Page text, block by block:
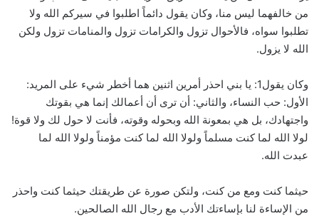
من خالفهما ليس منا، وكان يقول دائماً اطلبوا في سيركم الله ولا
تطلبوا سواه، فالأحوال تزول والكرامات تزول والمنامات تزول ولكن
الله لا يزول.
وكان يقول1: يا بني احذر أمرين اثنين هما أخطر شيء على المريد:
الأول: حب النساء، والثاني: أن ترى أن أعمالك إنما هي بقوتك
واجتهادك، بل هي بمعونة الله وبحوله وقوته، فأنت لا حول لك ولا قوة!
لولا الله لما كنت مسلماً ولولا الله لما كنت مؤمناً ولولا الله لما
عبدت الله.
حيثما كنت ومع من كنت، ولتكن صورة عن طريقتك حيثما كنت واحذر
من الإساءة لنا بإساءتك الأدب مع رجال الله الصالحين.